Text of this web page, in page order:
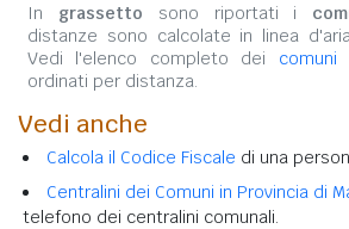
In grassetto sono riportati i
distanze sono calcolate in linea
Vedi l'elenco completo dei comuni
ordinati per distanza.
Vedi anche
Calcola il Codice Fiscale di una
Centralini dei Comuni in Provincia di
telefono dei centralini comunali.